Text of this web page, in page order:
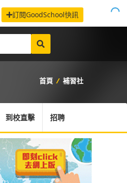
訂閱GoodSchool快訊
首頁 / 補習社
到校直擊 招聘